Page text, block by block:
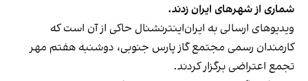
شماری از شهرهای ایران زدند.
ویدیوهای ارسالی به ایران‌اینترنشنال حاکی از آن است که
کارمندان رسمی مجتمع گاز پارس جنوبی، دوشنبه هفتم مهر
تجمع اعتراضی برگزار کردند.